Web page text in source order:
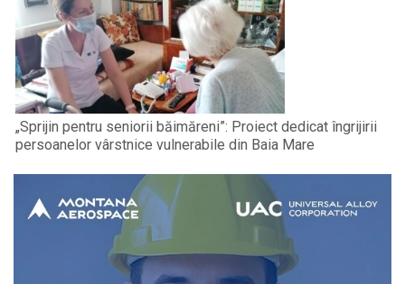
„Sprijin pentru seniorii băimăreni”: Proiect dedicat îngrijirii
persoanelor vârstnice vulnerabile din Baia Mare